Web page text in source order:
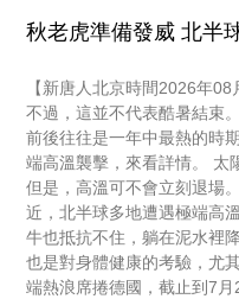
秋老虎準備發威 北半
【新唐人北京時間2026年
不過，這並不代表酷暑結束
前後往往是一年中最熱的時
端高溫襲擊，來看詳情。 太
但是，高溫可不會立刻退場
近，北半球多地遭遇極端高
牛也抵抗不住，躺在泥水裡
也是對身體健康的考驗，尤
端熱浪席捲德國，截止到7